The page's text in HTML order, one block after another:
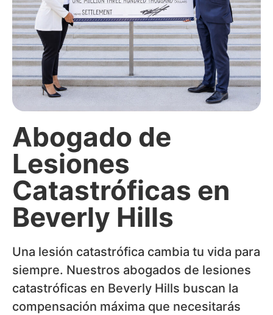
Abogado de
Lesiones
Catastróficas en
Beverly Hills
Una lesión catastrófica cambia tu vida para
siempre. Nuestros abogados de lesiones
catastróficas en Beverly Hills buscan la
compensación máxima que necesitarás